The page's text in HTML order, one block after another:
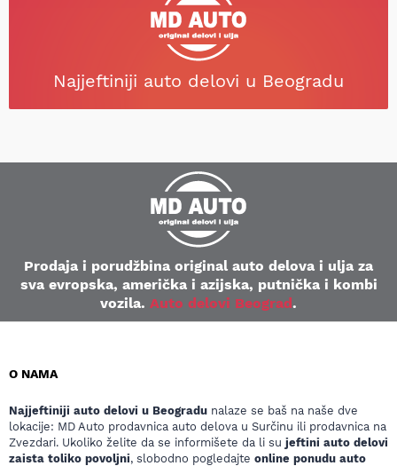
Najjeftiniji auto delovi u Beogradu
Prodaja i porudžbina original auto delova i ulja za
sva evropska, američka i azijska, putnička i kombi
vozila. Auto delovi Beograd.
O NAMA
Najjeftiniji auto delovi u Beogradu nalaze se baš na naše dve
lokacije: MD Auto prodavnica auto delova u Surčinu ili prodavnica na
Zvezdari. Ukoliko želite da se informišete da li su jeftini auto delovi
zaista toliko povoljni, slobodno pogledajte online ponudu auto